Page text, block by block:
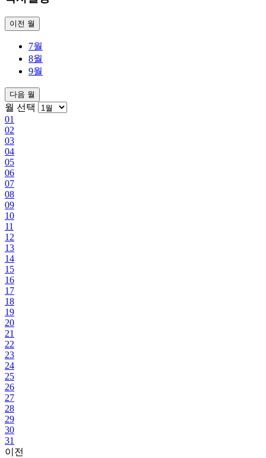
이전 월
7월
8월
9월
다음 월
월 선택
01
02
03
04
05
06
07
08
09
10
11
12
13
14
15
16
17
18
19
20
21
22
23
24
25
26
27
28
29
30
31
이전